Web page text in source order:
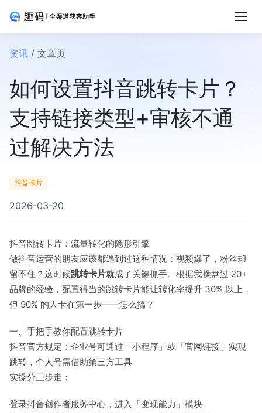
资讯 / 文章页
如何设置抖音跳转卡片？
支持链接类型+审核不通
过解决方法
抖音卡片
2026-03-20
抖音跳转卡片：流量转化的隐形引擎
做抖音运营的朋友应该都遇到过这种情况：视频爆了，粉丝却
留不住？这时候跳转卡片就成了关键抓手。根据我操盘过 20+
品牌的经验，配置得当的跳转卡片能让转化率提升 30% 以上，
但 90% 的人卡在第一步——怎么搞？
一、手把手教你配置跳转卡片
抖音官方规定：企业号可通过「小程序」或「官网链接」实现
跳转，个人号需借助第三方工具
实操分三步走：
登录抖音创作者服务中心，进入「变现能力」模块